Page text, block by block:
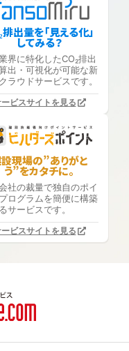
排出量を「見える化」
してみる？
界に特化したCO₂排出
出・可視化が可能な新
ラウドサービスです。
ビスサイトを見る
現場の”ありがと
う”をカタチに。
社の裁量で独自のポイ
ログラムを簡便に構築
サービスです。
ビスサイトを見る